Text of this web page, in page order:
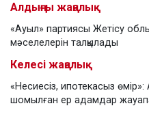
Алдыңғы жаңалық
«Ауыл» партиясы Жетісу
мәселелерін талқылады
Келесі жаңалық
«Несиесіз, ипотекасыз
шомылған ер адамдар